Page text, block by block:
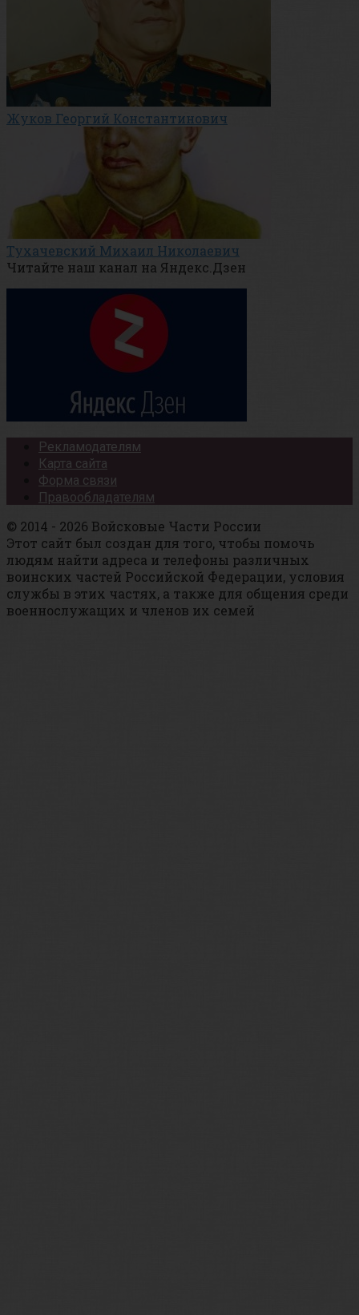
Жуков Георгий Константинович
Тухачевский Михаил Николаевич
Читайте наш канал на Яндекс.Дзен
Рекламодателям
Карта сайта
Форма связи
Правообладателям
© 2014 - 2026 Войсковые Части России
Этот сайт был создан для того, чтобы помочь
людям найти адреса и телефоны различных
воинских частей Российской Федерации, условия
службы в этих частях, а также для общения среди
военнослужащих и членов их семей